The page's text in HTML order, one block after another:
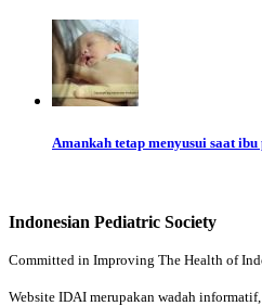
Amankah tetap menyusui saat
Indonesian Pediatric Society
Committed in Improving The Health of
Website IDAI merupakan wadah